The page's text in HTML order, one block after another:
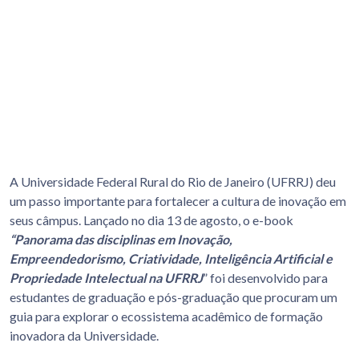
A Universidade Federal Rural do Rio de Janeiro (UFRRJ) deu
um passo importante para fortalecer a cultura de inovação em
seus câmpus. Lançado no dia 13 de agosto, o e-book
“Panorama das disciplinas em Inovação,
Empreendedorismo, Criatividade, Inteligência Artificial e
Propriedade Intelectual na UFRRJ” foi desenvolvido para
estudantes de graduação e pós-graduação que procuram um
guia para explorar o ecossistema acadêmico de formação
inovadora da Universidade.